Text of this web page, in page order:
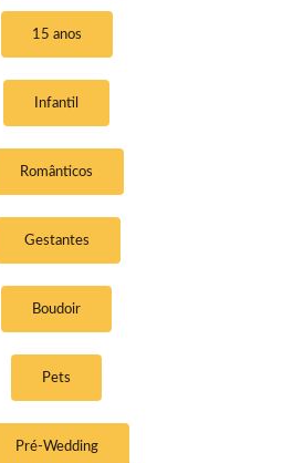
15 anos
Infantil
Românticos
Gestantes
Boudoir
Pets
Pré-Wedding